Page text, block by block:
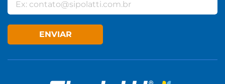
ENVIAR